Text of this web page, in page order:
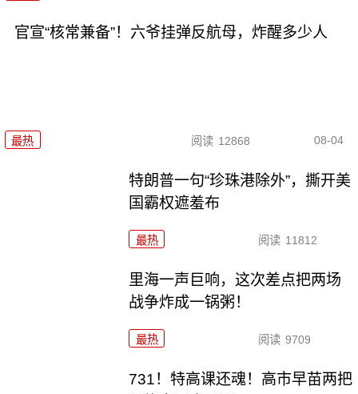
官宣“核常兼备”！六爷挂弹反航母，炸醒多少人
最热 阅读 12868 08-04
特朗普一句“珍珠港除外”，撕开美
国霸权遮羞布
最热 阅读 11812
里海一声巨响，这次差点把两场
战争炸成一锅粥！
最热 阅读 9709
731！特高课还魂！高市早苗两把